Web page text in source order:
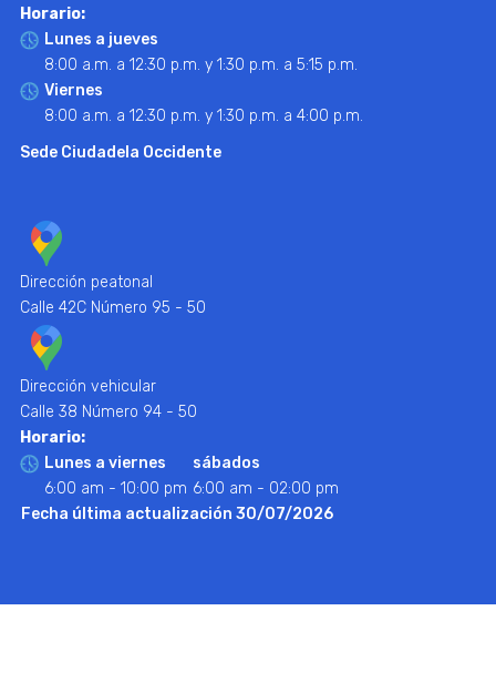
Horario:
Lunes a jueves
8:00 a.m. a 12:30 p.m. y 1:30 p.m. a 5:15 p.m.
Viernes
8:00 a.m. a 12:30 p.m. y 1:30 p.m. a 4:00 p.m.
Sede Ciudadela Occidente
Dirección peatonal
Calle 42C Número 95 - 50
Dirección vehicular
Calle 38 Número 94 - 50
Horario:
Lunes a viernes
6:00 am - 10:00 pm
sábados
6:00 am - 02:00 pm
Fecha última actualización 30/07/2026